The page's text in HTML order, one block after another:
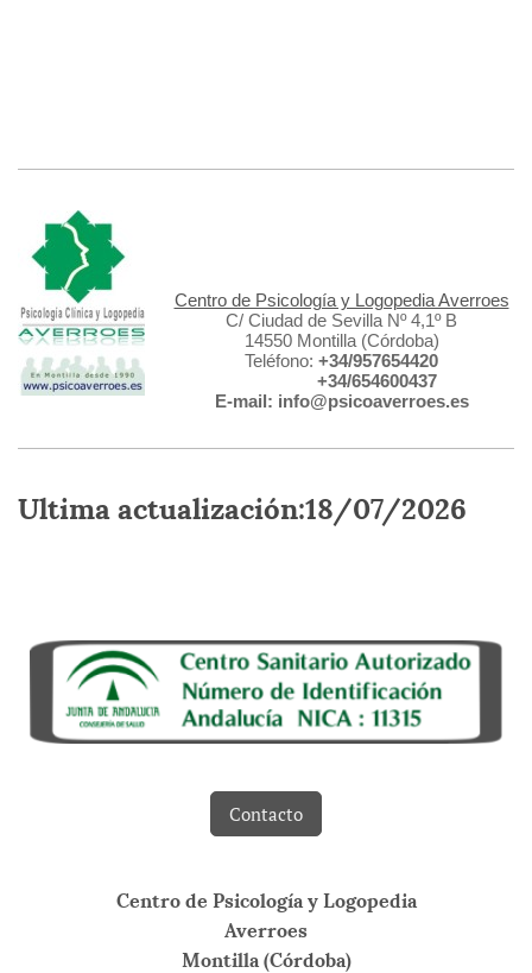
Centro de Psicología y Logopedia Averroes
C/ Ciudad de Sevilla Nº 4,1º B
14550 Montilla (Córdoba)
Teléfono: +34/957654420
+34/654600437
E-mail: info@psicoaverroes.es
Ultima actualización:18/07/2026
Contacto
Centro de Psicología y Logopedia
Averroes
Montilla (Córdoba)